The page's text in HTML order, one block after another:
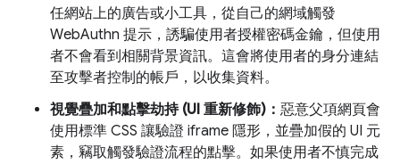
任網站上的廣告或小工具，從自己的網域觸發
WebAuthn 提示，誘騙使用者授權密碼金鑰，但使用
者不會看到相關背景資訊。這會將使用者的身分連結
至攻擊者控制的帳戶，以收集資料。
視覺疊加和點擊劫持 (UI 重新修飾)： 惡意父項網頁會
使用標準 CSS 讓驗證 iframe 隱形，並疊加假的 UI 元
素，竊取觸發驗證流程的點擊。如果使用者不慎完成